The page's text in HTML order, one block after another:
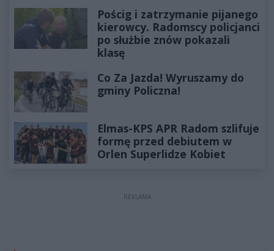
Pościg i zatrzymanie pijanego
kierowcy. Radomscy policjanci
po służbie znów pokazali
klasę
Co Za Jazda! Wyruszamy do
gminy Policzna!
Elmas-KPS APR Radom szlifuje
formę przed debiutem w
Orlen Superlidze Kobiet
REKLAMA